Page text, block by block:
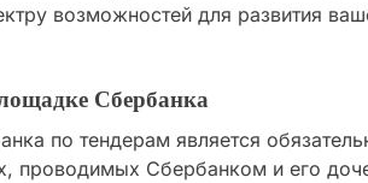
возможностей для развития
Сбербанка
по тендерам является
проводимых Сбербанком и его